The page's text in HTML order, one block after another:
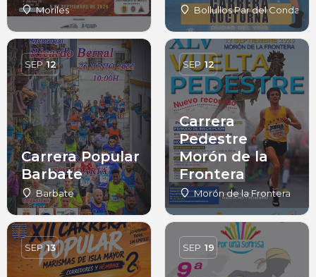
Moriles Bollullos Par del Condado
Carrera Popular
Barbate
Barbate
SEP 12
Carrera
Pedestre
Morón de la
Frontera
Morón de la Frontera
SEP 12
SEP 13 SEP 19